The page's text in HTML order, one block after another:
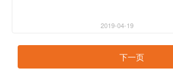
2019-04-19
下一页